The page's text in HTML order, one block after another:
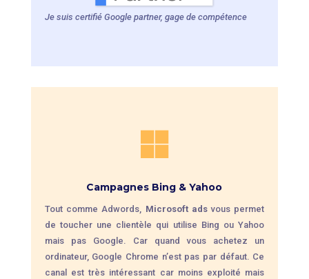
Je suis certifié Google partner, gage de compétence

Campagnes Bing & Yahoo
Tout comme Adwords, Microsoft adsvous permet
de toucher une clientèle qui utilise Bing ou Yahoo
mais pas Google. Car quand vous achetez un
ordinateur, Google Chrome n’est pas par défaut. Ce
canal est très intéressant car moins exploité mais